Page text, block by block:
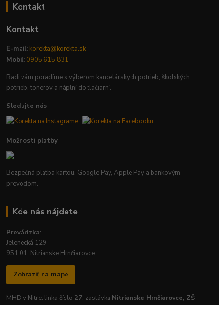
Kontakt
Kontakt
E-mail: korekta@korekta.sk
Mobil: 0905 615 831
Radi vám poradíme s výberom kancelárskych potrieb, školských
potrieb, tonerov a náplní do tlačiarní.
Sledujte nás
Možnosti platby
Bezpečná platba kartou, Google Pay, Apple Pay a bankovým
prevodom.
Kde nás nájdete
Prevádzka:
Jelenecká 129
951 01, Nitrianske Hrnčiarovce
Zobraziť na mape
MHD v Nitre: linka číslo 27, zastávka Nitrianske Hrnčiarovce, ZŠ